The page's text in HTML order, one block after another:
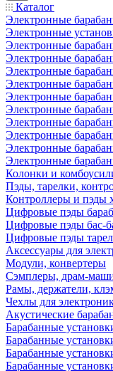
Каталог
Электронные
Электронные
Электронные
Электронные
Электронные
Электронные
Электронные
Электронные
Электронные
Электронные
Электронные
Электронные
Колонки и
Пэды, тарелки,
Контроллеры и пэды
Цифровые пэды
Цифровые пэды бас-
Цифровые пэды
Аксессуары для
Модули, конвертеры
Сэмплеры, драм-
Рамы, держатели,
Чехлы для
Акустические
Барабанные
Барабанные
Барабанные
Барабанные